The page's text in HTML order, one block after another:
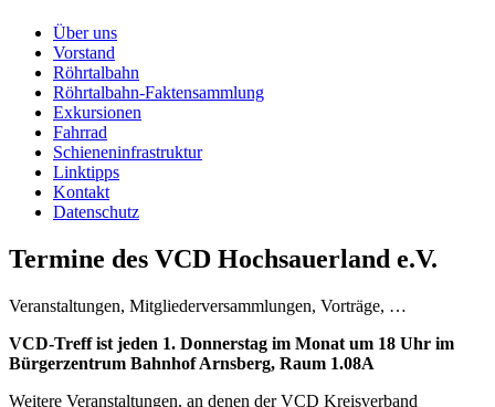
Über uns
Vorstand
Röhrtalbahn
Röhrtalbahn-Faktensammlung
Exkursionen
Fahrrad
Schieneninfrastruktur
Linktipps
Kontakt
Datenschutz
Termine des VCD Hochsauerland e.V.
Veranstaltungen, Mitgliederversammlungen, Vorträge, …
VCD-Treff ist jeden 1. Donnerstag im Monat um 18 Uhr im
Bürgerzentrum Bahnhof Arnsberg, Raum 1.08A
Weitere Veranstaltungen, an denen der VCD Kreisverband